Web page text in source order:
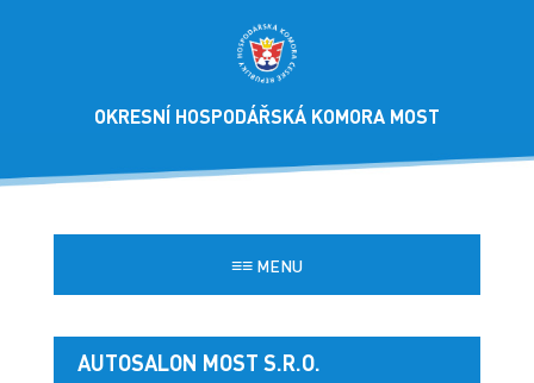
OKRESNÍ HOSPODÁŘSKÁ KOMORA MOST
≡≡MENU
AUTOSALON MOST S.R.O.